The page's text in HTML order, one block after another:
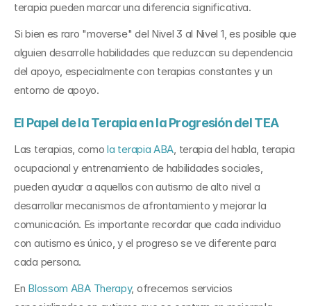
terapia pueden marcar una diferencia significativa.
Si bien es raro "moverse" del Nivel 3 al Nivel 1, es posible que
alguien desarrolle habilidades que reduzcan su dependencia
del apoyo, especialmente con terapias constantes y un
entorno de apoyo.
El Papel de la Terapia en la Progresión del TEA
Las terapias, como la terapia ABA, terapia del habla, terapia
ocupacional y entrenamiento de habilidades sociales,
pueden ayudar a aquellos con autismo de alto nivel a
desarrollar mecanismos de afrontamiento y mejorar la
comunicación. Es importante recordar que cada individuo
con autismo es único, y el progreso se ve diferente para
cada persona.
En Blossom ABA Therapy, ofrecemos servicios